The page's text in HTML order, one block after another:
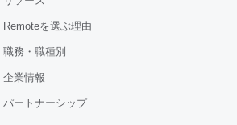
Remoteを選ぶ理由
職務・職種別
企業情報
パートナーシップ